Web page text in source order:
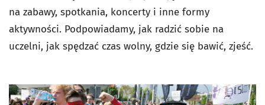
na zabawy, spotkania, koncerty i inne formy
aktywności. Podpowiadamy, jak radzić sobie na
uczelni, jak spędzać czas wolny, gdzie się bawić, zjeść.